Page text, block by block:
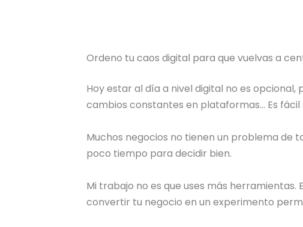
Ordeno tu caos digital para que vuelvas a
Hoy estar al día a nivel digital no es
cambios constantes en plataformas… Es
Muchos negocios no tienen un problema de
poco tiempo para decidir bien.
Mi trabajo no es que uses más
convertir tu negocio en un experimento